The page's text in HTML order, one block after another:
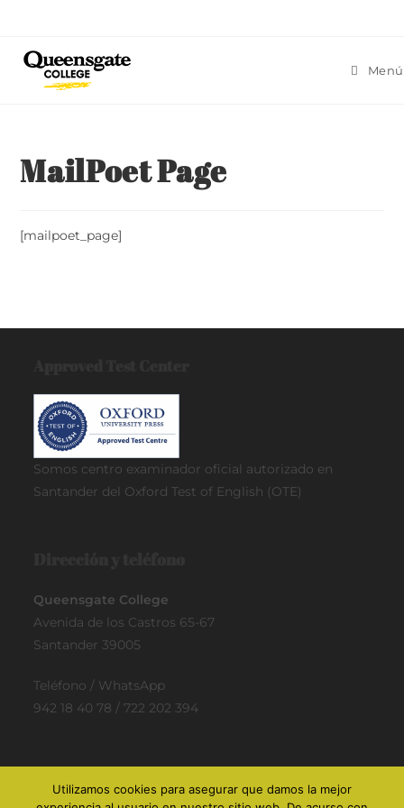
contenido
Menú
MailPoet Page
[mailpoet_page]
Somos centro examinador oficial autorizado en
Santander del Oxford Test of English (OTE)
Queensgate College
Avenida de los Castros 65-67
Santander 39005
Teléfono / WhatsApp
942 18 40 78 / 722 202 394
Utilizamos cookies para asegurar que damos la mejor